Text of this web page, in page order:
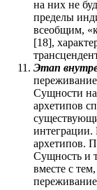
на них не
пределы
всеобщим,
[18],
Этап
Сущности на
архетипов
интеграции.
архетипов.
Сущность и
вместе с